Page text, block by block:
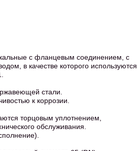
с фланцевым соединением, с
в качестве которого используются
стали.
к коррозии.
торцовым уплотнением,
обслуживания.